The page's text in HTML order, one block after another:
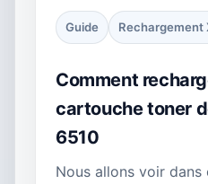
Guide Rechargement
Comment
cartouche toner
6510
Nous allons voir